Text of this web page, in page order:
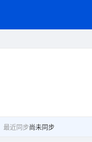
最近同步尚未同步